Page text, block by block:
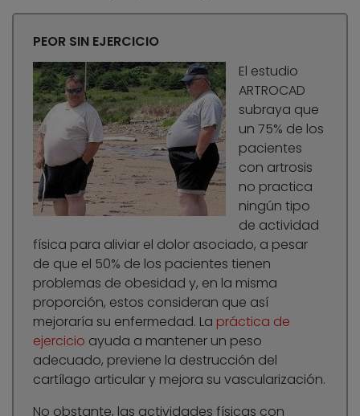
PEOR SIN EJERCICIO
El estudio
ARTROCAD
subraya que
un 75% de los
pacientes
con artrosis
no practica
ningún tipo
de actividad
física para aliviar el dolor asociado, a pesar
de que el 50% de los pacientes tienen
problemas de obesidad y, en la misma
proporción, estos consideran que así
mejoraría su enfermedad. La práctica de
ejercicio ayuda a mantener un peso
adecuado, previene la destrucción del
cartílago articular y mejora su vascularización.
No obstante, las actividades físicas con